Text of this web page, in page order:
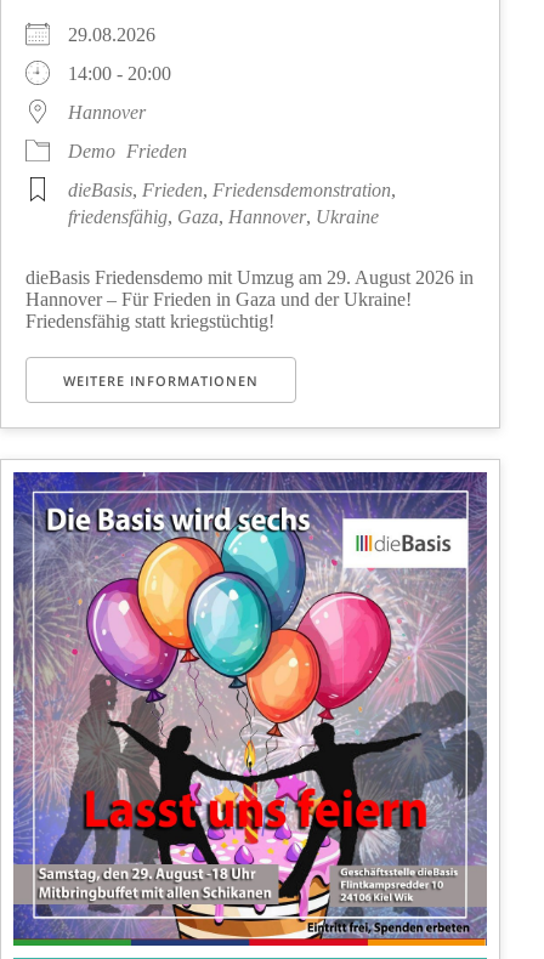
29.08.2026
14:00 - 20:00
Hannover
Demo Frieden
dieBasis, Frieden, Friedensdemonstration,
friedensfähig, Gaza, Hannover, Ukraine
dieBasis Friedensdemo mit Umzug am 29. August 2026 in
Hannover – Für Frieden in Gaza und der Ukraine!
Friedensfähig statt kriegstüchtig!
WEITERE INFORMATIONEN